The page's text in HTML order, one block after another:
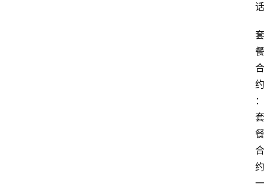
话
套
餐
合
约
：
套
餐
合
约
一